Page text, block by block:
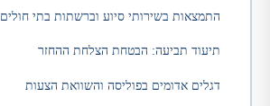
התמצאות בשירותי סיוע וברשתות בתי חולים
תיעוד תביעה: הבטחת הצלחת ההחזר
דגלים אדומים בפוליסה והשוואת הצעות